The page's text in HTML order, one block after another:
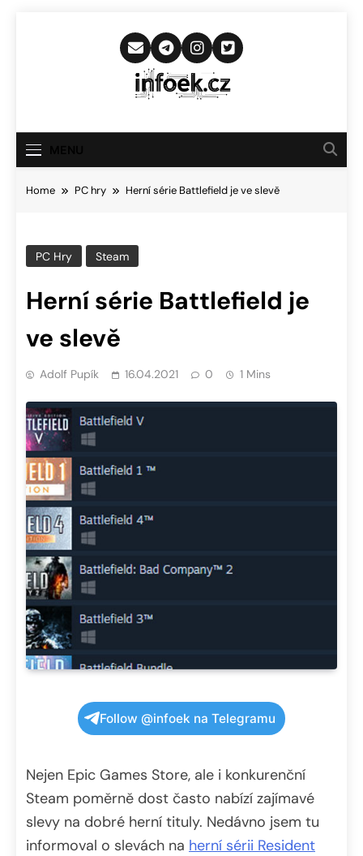
Infoek.cz
Novinkám
Home PC hry Herní série Battlefield je ve slevě
PC Hry Steam
Herní série Battlefield je
ve slevě
Adolf Pupík 16.04.2021 0 1 Mins
Follow @infoek na Telegramu
Nejen Epic Games Store, ale i konkurenční
Steam poměrně dost často nabízí zajímavé
slevy na dobré herní tituly. Nedávno jsem tu
informoval o slevách na herní sérii Resident